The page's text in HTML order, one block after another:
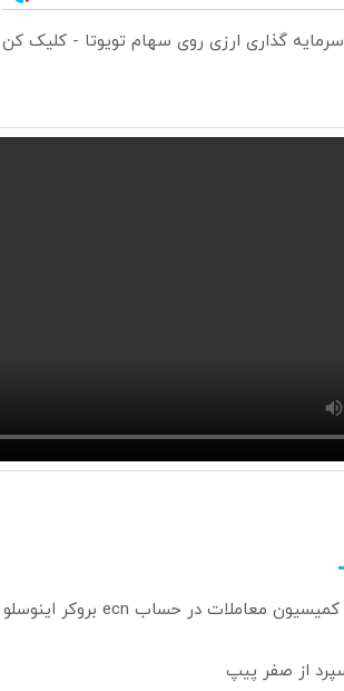
سرمایه گذاری ارزی روی سهام تویوتا - کلیک کن